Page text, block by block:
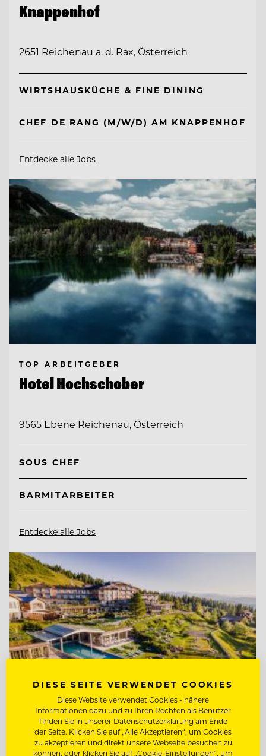
Knappenhof
2651 Reichenau a. d. Rax, Österreich
WIRTSHAUSKÜCHE & FINE DINING
CHEF DE RANG (M/W/D) AM KNAPPENHOF
Entdecke alle Jobs
TOP ARBEITGEBER
Hotel Hochschober
9565 Ebene Reichenau, Österreich
SOUS CHEF
BARMITARBEITER
Entdecke alle Jobs
TOP ARBEITGEBER
DIESE SEITE VERWENDET COOKIES
Diese Website verwendet Cookies - nähere
Informationen dazu und zu Ihren Rechten als Benutzer
finden Sie in unserer Datenschutzerklärung am Ende
der Seite. Klicken Sie auf „Alle Akzeptieren“, um Cookies
zu akzeptieren und direkt unsere Webseite besuchen zu
können, oder klicken Sie auf „Cookie-Einstellungen“, um